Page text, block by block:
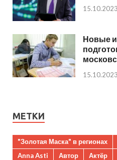
15.10.2023
Новые
15.10.2023
МЕТКИ
"Золотая Маска" в регионах
Anna Asti
Автор Актёр